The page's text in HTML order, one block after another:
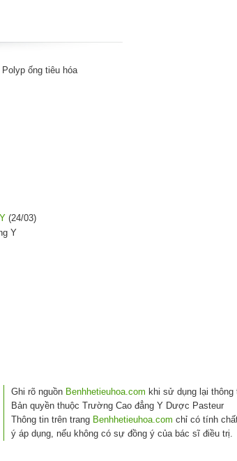
(24/03)
Ghi rõ nguồn Benhhetieuhoa.com khi sử dụng lại
Bản quyền thuộc Trường Cao đẳng Y Dược Pasteur
Thông tin trên trang Benhhetieuhoa.com chỉ có tính
ý áp dụng, nếu không có sự đồng ý của bác sĩ điều trị.